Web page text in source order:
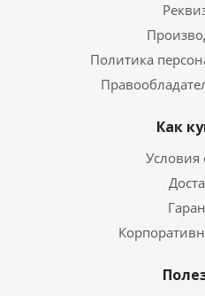
Политика
Как
Условия